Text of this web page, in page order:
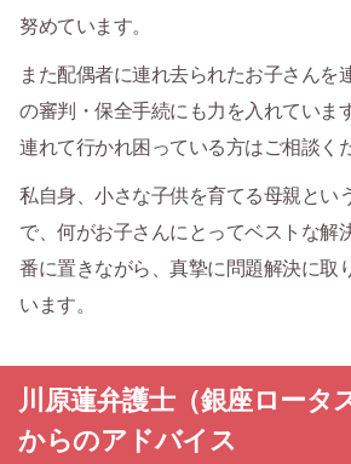
努めています。
また配偶者に連れ去られたお子さんを
の審判・保全手続にも力を入れていま
連れて行かれ困っている方はご相談く
私自身、小さな子供を育てる母親とい
で、何がお子さんにとってベストな解
番に置きながら、真摯に問題解決に取
います。
川原蓮弁護士（銀座ロータ
からのアドバイス